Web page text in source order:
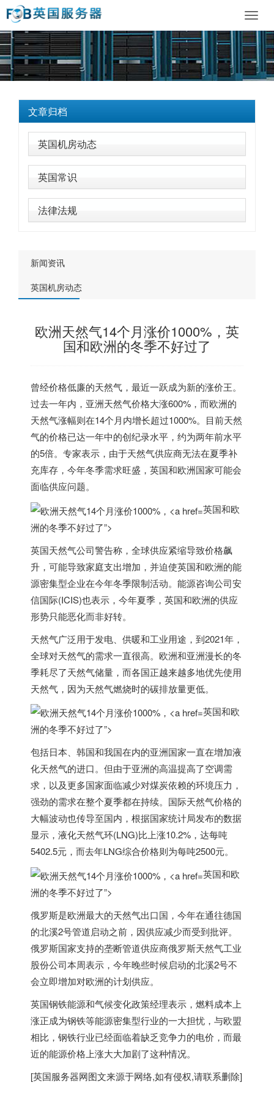
文章归档
英国机房动态
英国常识
法律法规
新闻资讯
英国机房动态
欧洲天然气14个月涨价1000%，英
国和欧洲的冬季不好过了
曾经价格低廉的天然气，最近一跃成为新的涨价王。
过去一年内， 亚洲天然气价格大涨600%，而欧洲的
天然气涨幅则在14个月内增长超过1000%。目前天然
气的价格已达一年中的创纪录水平，约为两年前水平
的5倍。 专家表示，由于天然气供应商无法在夏季补
充库存，今年冬季需求旺盛， 英国和欧洲国家可能会
面临供应问题。
英国和欧
洲的冬季不好过了”>
英国天然气公司警告称，全球供应紧缩导致价格飙
升，可能导致家庭支出增加，并迫使英国和欧洲的能
源密集型企业在今年冬季限制活动。 能源咨询公司安
信国际(ICIS)也表示， 今年夏季， 英国和欧洲的供应
形势只能恶化而非好转。
天然气广泛用于发电、供暖和工业用途，到2021年，
全球对天然气的需求一直很高。欧洲和亚洲漫长的冬
季耗尽了天然气储量，而各国正越来越多地优先使用
天然气，因为天然气燃烧时的碳排放量更低。
英国和欧
洲的冬季不好过了”>
包括日本、韩国和我国在内的亚洲国家一直在增加液
化天然气的进口。 但由于亚洲的高温提高了空调需
求，以及更多国家面临减少对煤炭依赖的环境压力，
强劲的需求在整个夏季都在持续。国际天然气价格的
大幅波动也传导至国内，根据国家统计局发布的数据
显示， 液化天然气环(LNG)比上涨10.2%，达每吨
5402.5元，而去年LNG综合价格则为每吨2500元。
英国和欧
洲的冬季不好过了”>
俄罗斯是欧洲最大的天然气出口国，今年在通往德国
的北溪2号管道启动之前，因供应减少而受到批评。
俄罗斯国家支持的垄断管道供应商俄罗斯天然气工业
股份公司本周表示， 今年晚些时候启动的北溪2号不
会立即增加对欧洲的计划供应。
英国钢铁能源和气候变化政策经理表示， 燃料成本上
涨正成为钢铁等能源密集型行业的一大担忧， 与欧盟
相比， 钢铁行业已经面临着缺乏竞争力的电价，而最
近的能源价格上涨大大加剧了这种情况。
[英国服务器网图文来源于网络,如有侵权,请联系删除]